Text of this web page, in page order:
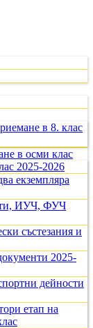
в 8. клас
в осми клас
2025-2026
екземпляра
ИУЧ, ФУЧ
състезания и
2025-
дейности
етап на